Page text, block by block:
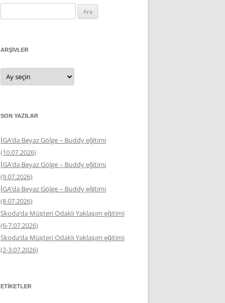
ARŞIVLER
Arşivler
SON YAZILAR
İGA’da Beyaz Gölge – Buddy eğitimi
(10.07.2026)
İGA’da Beyaz Gölge – Buddy eğitimi
(9.07.2026)
İGA’da Beyaz Gölge – Buddy eğitimi
(8.07.2026)
Skoda’da Müşteri Odaklı Yaklaşım eğitimi
(6-7.07.2026)
Skoda’da Müşteri Odaklı Yaklaşım eğitimi
(2-3.07.2026)
ETIKETLER